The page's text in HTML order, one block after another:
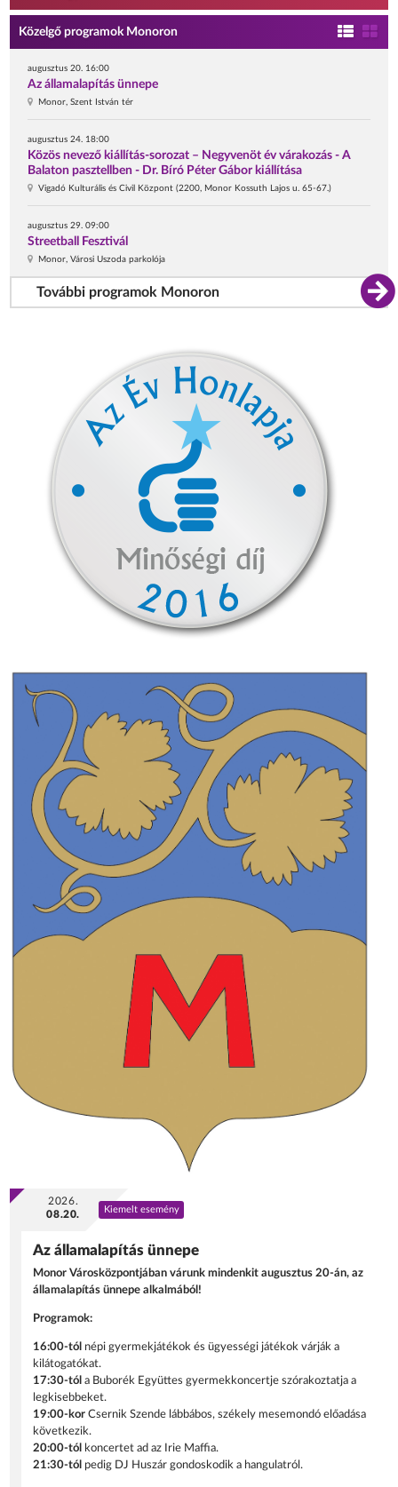
Közelgő programok Monoron
augusztus 20. 16:00
Az államalapítás ünnepe
Monor, Szent István tér
augusztus 24. 18:00
Közös nevező kiállítás-sorozat – Negyvenöt év várakozás - A
Balaton pasztellben - Dr. Bíró Péter Gábor kiállítása
Vigadó Kulturális és Civil Központ (2200, Monor Kossuth Lajos u. 65-67.)
augusztus 29. 09:00
Streetball Fesztivál
Monor, Városi Uszoda parkolója
További programok Monoron
2026.
08.20.
Kiemelt esemény
Az államalapítás ünnepe
Monor Városközpontjában várunk mindenkit augusztus 20-án, az
államalapítás ünnepe alkalmából!
Programok:
16:00-tól népi gyermekjátékok és ügyességi játékok várják a
kilátogatókat.
17:30-tól a Buborék Együttes gyermekkoncertje szórakoztatja a
legkisebbeket.
19:00-korCsernik Szende lábbábos, székely mesemondó előadása
következik.
20:00-tól
koncertet ad az Irie Maffia.
21:30-tól pedig DJ Huszár gondoskodik a hangulatról.